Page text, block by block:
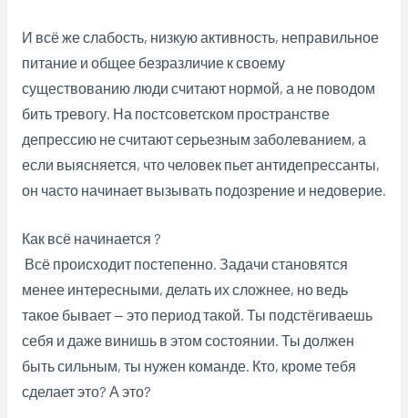
И всё же слабость, низкую активность, неправильное
питание и общее безразличие к своему
существованию люди считают нормой, а не поводом
бить тревогу. На постсоветском пространстве
депрессию не считают серьезным заболеванием, а
если выясняется, что человек пьет антидепрессанты,
он часто начинает вызывать подозрение и недоверие.
Как всё начинается ?
Всё происходит постепенно. Задачи становятся
менее интересными, делать их сложнее, но ведь
такое бывает — это период такой. Ты подстёгиваешь
себя и даже винишь в этом состоянии. Ты должен
быть сильным, ты нужен команде. Кто, кроме тебя
сделает это? А это?